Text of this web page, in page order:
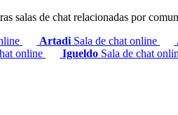
salas de chat relacionadas por
Artadi Sala de chat online
online Igueldo Sala de chat